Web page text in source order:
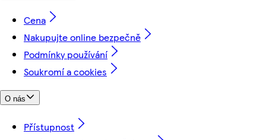
Cena
Nakupujte online bezpečně
Podmínky používání
Soukromí a cookies
O nás
Přístupnost